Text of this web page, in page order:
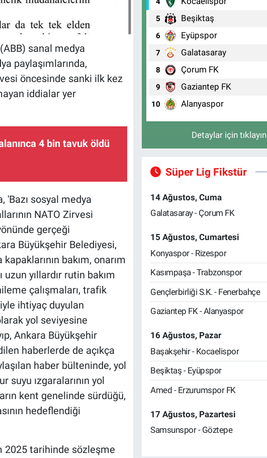
sanal medya
paylaşımlarında,
öncesinde sanki ilk kez
iddialar yer
4 bin tavuk öldü
'Bazı sosyal medya
NATO Zirvesi
gerçeği
Büyükşehir Belediyesi,
bakım, onarım
yıllardır rutin bakım
çalışmaları, trafik
ihtiyaç duyulan
yol seviyesine
Ankara Büyükşehir
haberlerde de açıkça
haber bülteninde, yol
suyu ızgaralarının yol
kent genelinde sürdüğü,
hedeflendiği
2025 tarihinde sözleşme
5 Beşiktaş
6 Eyüpspor
7 Galatasaray
8 Çorum FK
9 Gaziantep FK
10 Alanyaspor
Detaylar için tıklayın
Süper Lig Fikstür
14 Ağustos, Cuma
Galatasaray - Çorum FK
15 Ağustos, Cumartesi
Konyaspor - Rizespor
Kasımpaşa - Trabzonspor
Gençlerbirliği S.K. - Fenerbahçe
Gaziantep FK - Alanyaspor
16 Ağustos, Pazar
Başakşehir - Kocaelispor
Beşiktaş - Eyüpspor
Amed - Erzurumspor FK
17 Ağustos, Pazartesi
Samsunspor - Göztepe